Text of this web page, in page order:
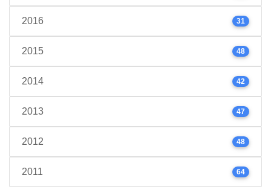
2016 31
2015 48
2014 42
2013 47
2012 48
2011 64